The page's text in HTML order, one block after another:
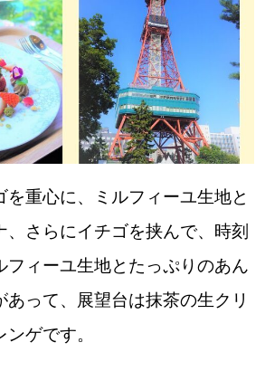
を重心に、ミルフィーユ生地と
、さらにイチゴを挟んで、時刻
フィーユ生地とたっぷりのあん
あって、展望台は抹茶の生クリ
ゲです。